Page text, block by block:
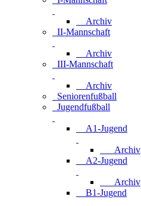
Archiv
II-Mannschaft
Archiv
III-Mannschaft
Archiv
Seniorenfußball
Jugendfußball
A1-Jugend
Archiv
A2-Jugend
Archiv
B1-Jugend